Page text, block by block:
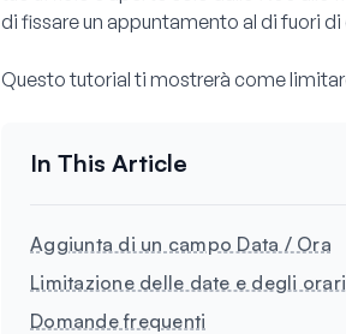
di fissare un appuntamento al di fuori di
Questo tutorial ti mostrerà come
Aggiunta di un campo Data / Ora
Limitazione delle date e degli
Domande frequenti